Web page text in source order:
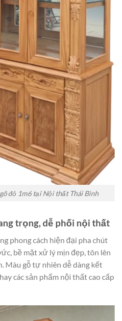
đỏ 1m6 tại Nội thất Thái Bình
trọng, dễ phối nội thất
phong cách hiện đại pha chút
bề mặt xử lý mịn đẹp, tôn lên
Màu gỗ tự nhiên dễ dàng kết
các sản phẩm nội thất cao cấp